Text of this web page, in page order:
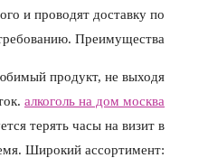
и проводят доставку по
Преимущества:
продукт, не выходя
алкоголь на дом москва
терять часы на визит в
Широкий ассортимент: